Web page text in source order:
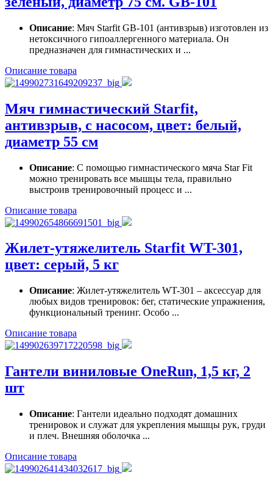
Описание: Мяч Starfit GB-101 (антивзрыв) изготовлен из
нетоксичного гипоаллергенного материала. Он
предназначен для гимнастических и ...
Описание товара
Мяч гимнастический Starfit,
антивзрыв, с насосом, цвет: белый,
диаметр 55 см
Описание: С помощью гимнастического мяча Star Fit
можно тренировать все мышцы тела, правильно
выстроив тренировочный процесс и ...
Описание товара
Жилет-утяжелитель Starfit WT-301,
цвет: серый, 5 кг
Описание: Жилет-утяжелитель WT-301 – аксессуар для
любых видов тренировок: бег, статические упражнения,
функциональный тренинг. Особо ...
Описание товара
Гантели виниловые OneRun, 1,5 кг, 2
шт
Описание: Гантели идеально подходят домашних
тренировок и служат для укрепления мышцы рук, груди
и плеч. Внешняя оболочка ...
Описание товара